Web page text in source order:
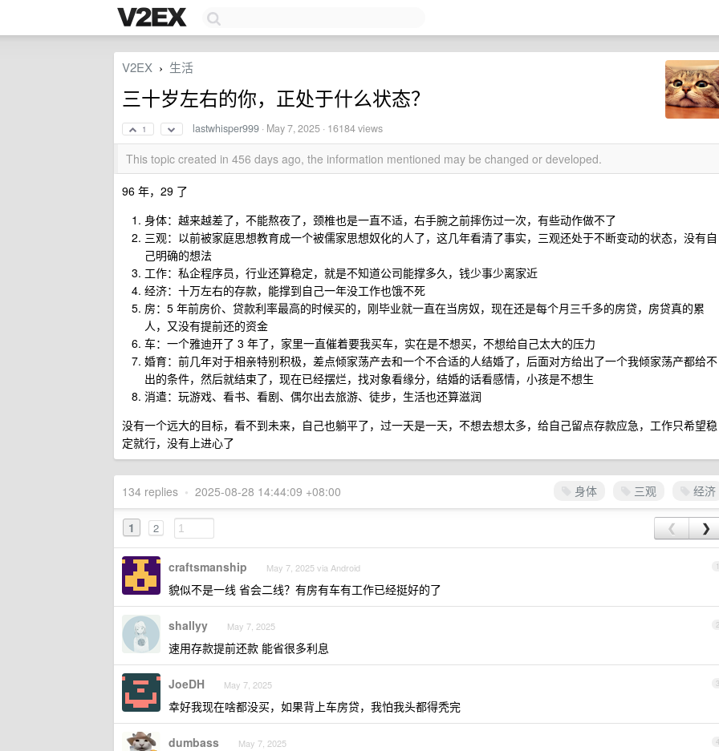
V2EX › 生活
三十岁左右的你，正处于什么状态？
1 lastwhisper999 · May 7, 2025 · 16184 views
This topic created in 456 days ago, the information mentioned may be changed or developed.
96 年，29 了
身体：越来越差了，不能熬夜了，颈椎也是一直不适，右手腕之前摔伤过一次，有些动作做不了
三观：以前被家庭思想教育成一个被儒家思想奴化的人了，这几年看清了事实，三观还处于不断变动的状态，没有自
己明确的想法
工作：私企程序员，行业还算稳定，就是不知道公司能撑多久，钱少事少离家近
经济：十万左右的存款，能撑到自己一年没工作也饿不死
房：5 年前房价、贷款利率最高的时候买的，刚毕业就一直在当房奴，现在还是每个月三千多的房贷，房贷真的累
人，又没有提前还的资金
车：一个雅迪开了 3 年了，家里一直催着要我买车，实在是不想买，不想给自己太大的压力
婚育：前几年对于相亲特别积极，差点倾家荡产去和一个不合适的人结婚了，后面对方给出了一个我倾家荡产都给不
出的条件，然后就结束了，现在已经摆烂，找对象看缘分，结婚的话看感情，小孩是不想生
消遣：玩游戏、看书、看剧、偶尔出去旅游、徒步，生活也还算滋润
没有一个远大的目标，看不到未来，自己也躺平了，过一天是一天，不想去想太多，给自己留点存款应急，工作只希望稳
定就行，没有上进心了
身体 三观 经济
134 replies • 2025-08-28 14:44:09 +08:00
1 2 ❮ ❯
1
craftsmanship May 7, 2025 via Android
貌似不是一线 省会二线？有房有车有工作已经挺好的了
2
shallyy May 7, 2025
速用存款提前还款 能省很多利息
3
JoeDH May 7, 2025
幸好我现在啥都没买，如果背上车房贷，我怕我头都得秃完
4
dumbass May 7, 2025